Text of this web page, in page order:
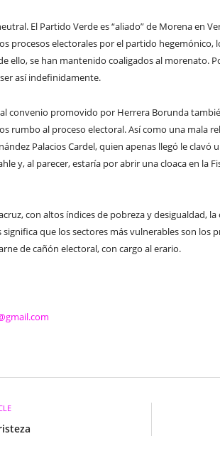
El Partido Verde es “aliado” de Morena en
procesos electorales por el partido hegemónico,
ello, se han mantenido coaligados al morenato.
así indefinidamente.
convenio promovido por Herrera Borunda
rumbo al proceso electoral. Así como una mala
Palacios Cardel, quien apenas llegó le clavó
y, al parecer, estaría por abrir una cloaca en la
con altos índices de pobreza y desigualdad,
que los sectores más vulnerables son los
de cañón electoral, con cargo al erario.